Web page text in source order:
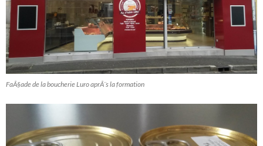
FaÃ§ade de la boucherie Luro aprÃ¨s la formation